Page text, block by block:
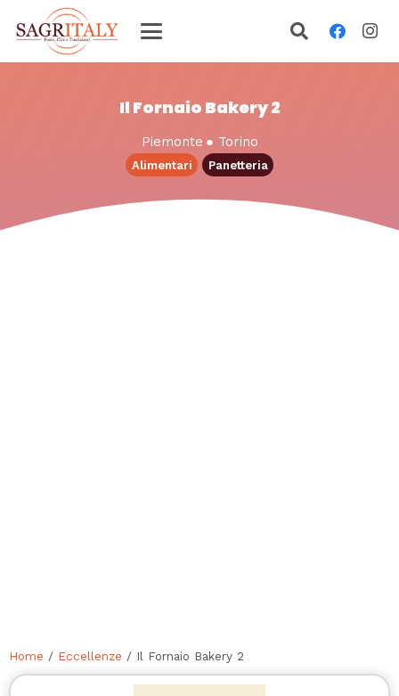
Il Fornaio Bakery 2
Piemonte ● Torino
Alimentari Panetteria
Home / Eccellenze / Il Fornaio Bakery 2